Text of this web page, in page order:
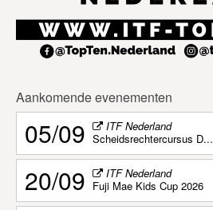
Aankomende evenementen
05/09
ITF Nederland
Scheidsrechtercursus D...
20/09
ITF Nederland
Fuji Mae Kids Cup 2026